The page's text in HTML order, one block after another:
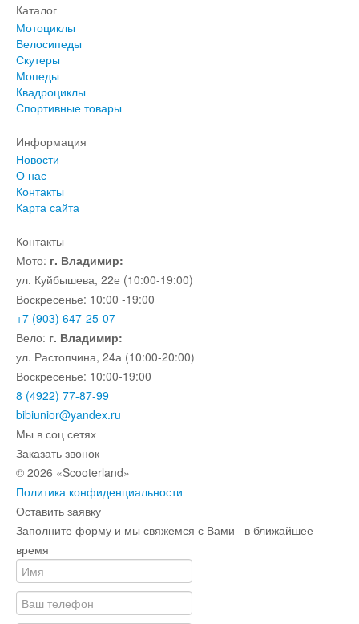
Каталог
Мотоциклы
Велосипеды
Скутеры
Мопеды
Квадроциклы
Спортивные товары
Информация
Новости
О нас
Контакты
Карта сайта
Контакты
Мото: г. Владимир:
ул. Куйбышева, 22е (10:00-19:00)
Воскресенье: 10:00 -19:00
+7 (903) 647-25-07
Вело: г. Владимир:
ул. Растопчина, 24а (10:00-20:00)
Воскресенье: 10:00-19:00
8 (4922) 77-87-99
bibiunior@yandex.ru
Мы в соц сетях
Заказать звонок
© 2026 «Scooterland»
Политика конфиденциальности
Оставить заявку
Заполните форму и мы свяжемся с Вами в ближайшее
время